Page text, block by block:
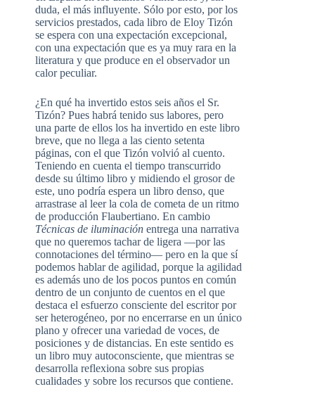
duda, el más influyente. Sólo por esto, por los
servicios prestados, cada libro de Eloy Tizón
se espera con una expectación excepcional,
con una expectación que es ya muy rara en la
literatura y que produce en el observador un
calor peculiar.
¿En qué ha invertido estos seis años el Sr.
Tizón? Pues habrá tenido sus labores, pero
una parte de ellos los ha invertido en este libro
breve, que no llega a las ciento setenta
páginas, con el que Tizón volvió al cuento.
Teniendo en cuenta el tiempo transcurrido
desde su último libro y midiendo el grosor de
este, uno podría espera un libro denso, que
arrastrase al leer la cola de cometa de un ritmo
de producción Flaubertiano. En cambio
Técnicas de iluminación entrega una narrativa
que no queremos tachar de ligera —por las
connotaciones del término— pero en la que sí
podemos hablar de agilidad, porque la agilidad
es además uno de los pocos puntos en común
dentro de un conjunto de cuentos en el que
destaca el esfuerzo consciente del escritor por
ser heterogéneo, por no encerrarse en un único
plano y ofrecer una variedad de voces, de
posiciones y de distancias. En este sentido es
un libro muy autoconsciente, que mientras se
desarrolla reflexiona sobre sus propias
cualidades y sobre los recursos que contiene.